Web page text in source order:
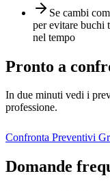
Se cambi
per evitare buchi
nel tempo
Pronto a
In due minuti vedi i
professione.
Confronta Preventivi
Domande